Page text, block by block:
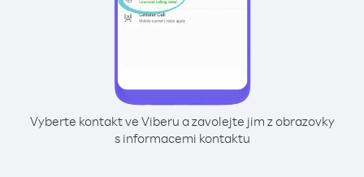
Vyberte kontakt ve Viberu a zavolejte jim z obrazovky
s informacemi kontaktu